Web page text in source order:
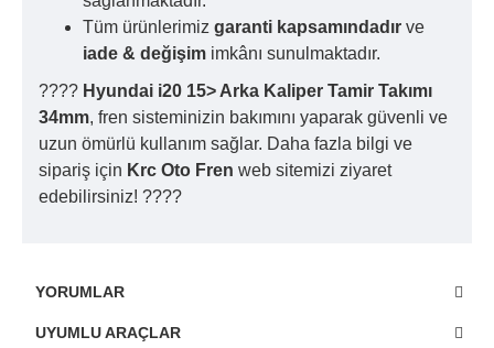
Tüm ürünlerimiz garanti kapsamındadır ve
iade & değişim imkânı sunulmaktadır.
???? Hyundai i20 15> Arka Kaliper Tamir Takımı
34mm, fren sisteminizin bakımını yaparak güvenli ve
uzun ömürlü kullanım sağlar. Daha fazla bilgi ve
sipariş için Krc Oto Fren web sitemizi ziyaret
edebilirsiniz! ????
YORUMLAR
UYUMLU ARAÇLAR